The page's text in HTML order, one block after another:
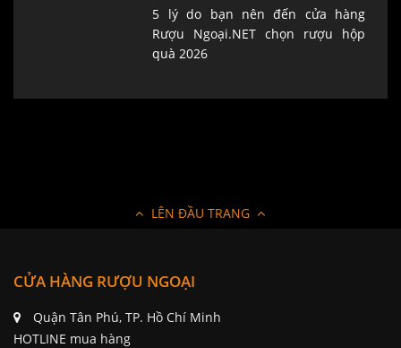
5 lý do bạn nên đến cửa hàng
Rượu Ngoại.NET chọn rượu hộp
quà 2026
LÊN ĐẦU TRANG
CỬA HÀNG RƯỢU NGOẠI
Quận Tân Phú, TP. Hồ Chí Minh
HOTLINE mua hàng